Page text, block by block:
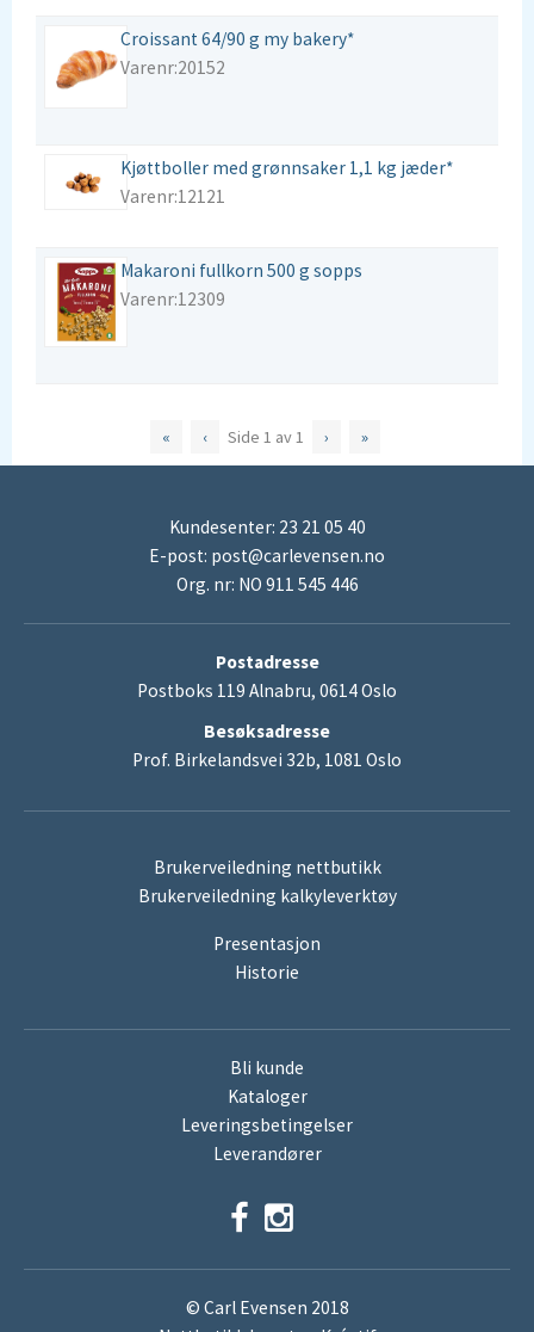
Croissant 64/90 g my bakery*
Varenr:20152
Kjøttboller med grønnsaker 1,1 kg jæder*
Varenr:12121
Makaroni fullkorn 500 g sopps
Varenr:12309
« ‹ Side 1 av1 › »
Kundesenter: 23 21 05 40
E-post: post@carlevensen.no
Org. nr: NO 911 545 446
Postadresse
Postboks 119 Alnabru, 0614 Oslo
Besøksadresse
Prof. Birkelandsvei 32b, 1081 Oslo
Brukerveiledning nettbutikk
Brukerveiledning kalkyleverktøy
Presentasjon
Historie
Bli kunde
Kataloger
Leveringsbetingelser
Leverandører
© Carl Evensen 2018